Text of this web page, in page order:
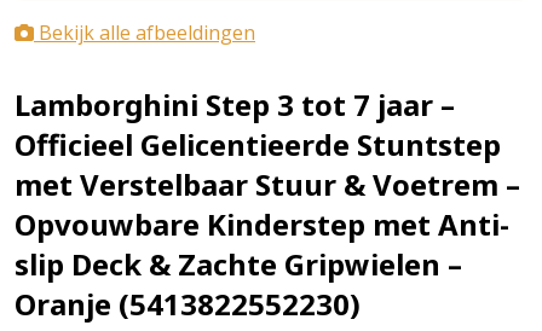
Bekijk alle afbeeldingen
Lamborghini Step 3 tot 7 jaar –
Officieel Gelicentieerde Stuntstep
met Verstelbaar Stuur & Voetrem –
Opvouwbare Kinderstep met Anti-
slip Deck & Zachte Gripwielen –
Oranje (5413822552230)